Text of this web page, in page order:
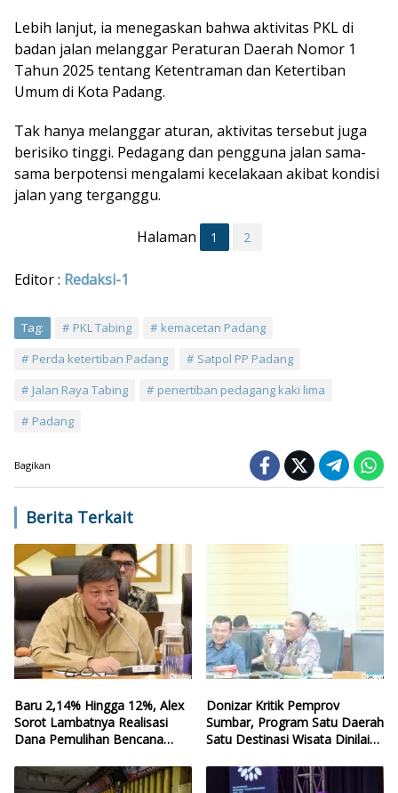
Lebih lanjut, ia menegaskan bahwa aktivitas PKL di
badan jalan melanggar Peraturan Daerah Nomor 1
Tahun 2025 tentang Ketentraman dan Ketertiban
Umum di Kota Padang.
Tak hanya melanggar aturan, aktivitas tersebut juga
berisiko tinggi. Pedagang dan pengguna jalan sama-
sama berpotensi mengalami kecelakaan akibat kondisi
jalan yang terganggu.
Halaman 1 2
Editor : Redaksi-1
Tag: PKL Tabing
kemacetan Padang
Perda ketertiban Padang
Satpol PP Padang
Jalan Raya Tabing
penertiban pedagang kaki lima
Padang
Bagikan
Berita Terkait
Baru 2,14% Hingga 12%, Alex
Sorot Lambatnya Realisasi
Dana Pemulihan Bencana
Donizar Kritik Pemprov
Sumbar, Program Satu Daerah
Satu Destinasi Wisata Dinilai